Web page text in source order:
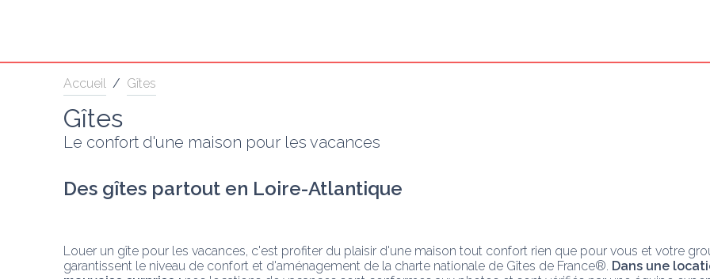
Accueil / Gîtes
Gîtes
Le confort d'une maison pour les vacances
Des gîtes partout en Loire-Atlantique
Louer un gîte pour les vacances, c'est profiter du plaisir d'une maison tout confort rien que pour vous et votre
garantissent le niveau de confort et d'aménagement de la charte nationale de Gîtes de France®. Dans une